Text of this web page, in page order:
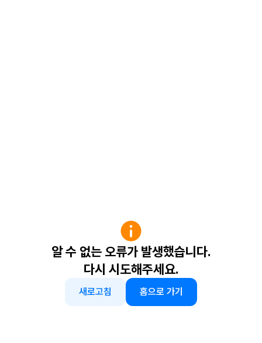
알 수 없는 오류가 발생했습니다.
다시 시도해주세요.
새로고침 홈으로 가기